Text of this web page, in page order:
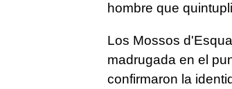
hombre que
Los Mossos
madrugada en el
confirmaron la